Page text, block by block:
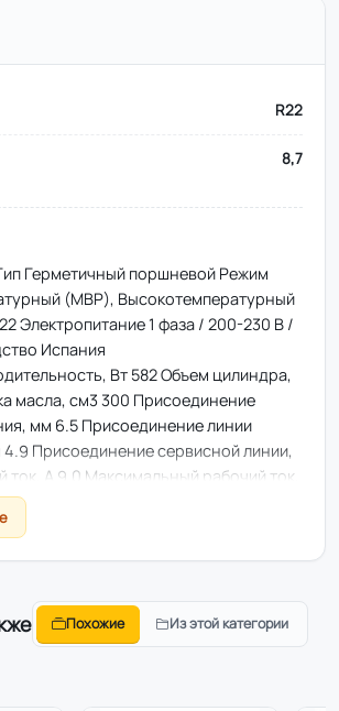
R22
8,7
Герметичный поршневой Режим
(MBP), Высокотемпературный
Электропитание 1 фаза / 200-230 В /
Испания
Вт 582 Объем цилиндра,
масла, см3 300 Присоединение
мм 6.5 Присоединение линии
Присоединение сервисной линии,
ток, А 9.0 Максимальный рабочий ток,
(ДхШхВ) 231х192х185.5 Вес, кг 10.04
Холодопроизводительность, Вт
Похожие Из этой категории